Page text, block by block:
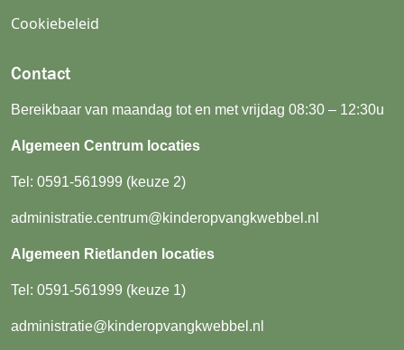
Cookiebeleid
Contact
Bereikbaar van maandag tot en met vrijdag 08:30 – 12:30u
Algemeen Centrum locaties
Tel: 0591-561999 (keuze 2)
administratie.centrum@kinderopvangkwebbel.nl
Algemeen Rietlanden locaties
Tel: 0591-561999 (keuze 1)
administratie@kinderopvangkwebbel.nl